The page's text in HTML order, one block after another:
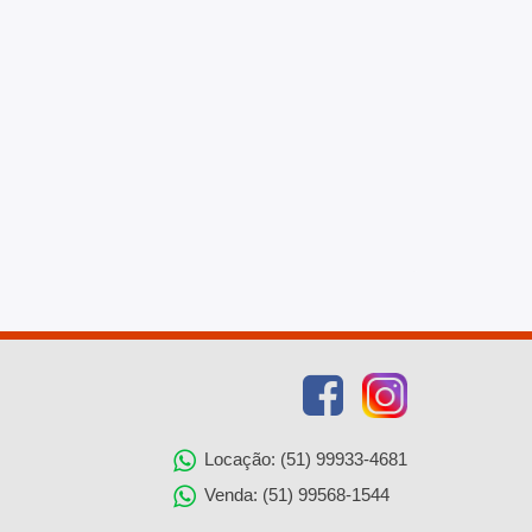
Locação: (51) 99933-4681
Venda: (51) 99568-1544